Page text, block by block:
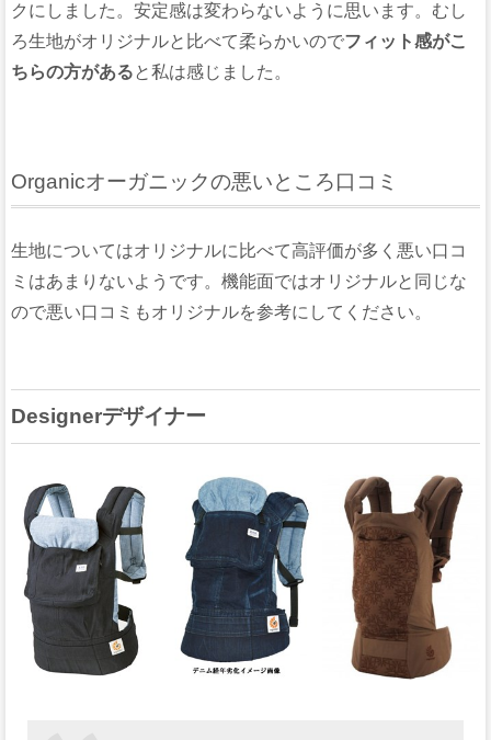
クにしました。安定感は変わらないように思います。むし
ろ生地がオリジナルと比べて柔らかいのでフィット感がこ
ちらの方があると私は感じました。
Organicオーガニックの悪いところ口コミ
生地についてはオリジナルに比べて高評価が多く悪い口コ
ミはあまりないようです。機能面ではオリジナルと同じな
ので悪い口コミもオリジナルを参考にしてください。
Designerデザイナー